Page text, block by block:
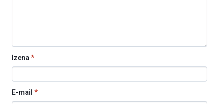
Izena *
E-mail *